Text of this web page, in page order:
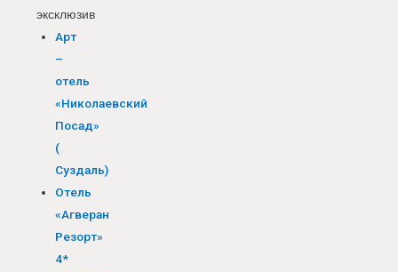
эксклюзив
Арт
–
отель
«Николаевский
Посад»
(
Суздаль)
Отель
«Агверан
Резорт»
4*